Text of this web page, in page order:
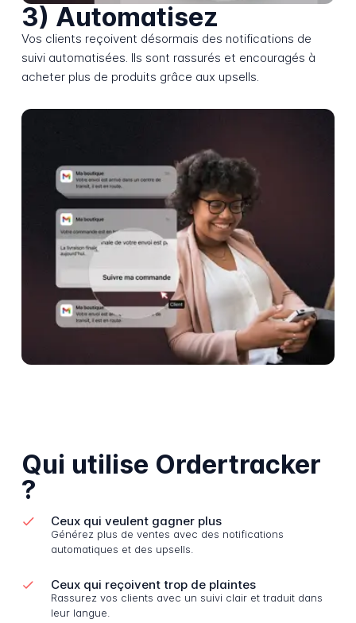
3) Automatisez
Vos clients reçoivent désormais des notifications de
suivi automatisées. Ils sont rassurés et encouragés à
acheter plus de produits grâce aux upsells.
Qui utilise Ordertracker
?
Ceux qui veulent gagner plus
Générez plus de ventes avec des notifications
automatiques et des upsells.
Ceux qui reçoivent trop de plaintes
Rassurez vos clients avec un suivi clair et traduit dans
leur langue.